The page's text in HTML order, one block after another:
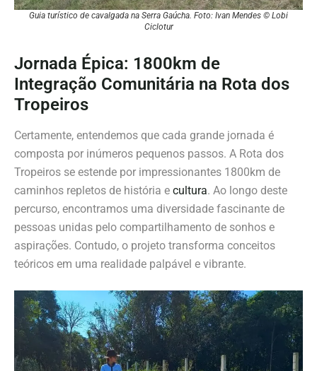
Guia turístico de cavalgada na Serra Gaúcha. Foto: Ivan Mendes © Lobi
Ciclotur
Jornada Épica: 1800km de
Integração Comunitária na Rota dos
Tropeiros
Certamente, entendemos que cada grande jornada é
composta por inúmeros pequenos passos. A Rota dos
Tropeiros se estende por impressionantes 1800km de
caminhos repletos de história e cultura. Ao longo deste
percurso, encontramos uma diversidade fascinante de
pessoas unidas pelo compartilhamento de sonhos e
aspirações. Contudo, o projeto transforma conceitos
teóricos em uma realidade palpável e vibrante.